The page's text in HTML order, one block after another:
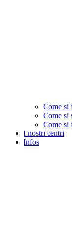
Come si
Come si
Come si
I nostri centri
Infos